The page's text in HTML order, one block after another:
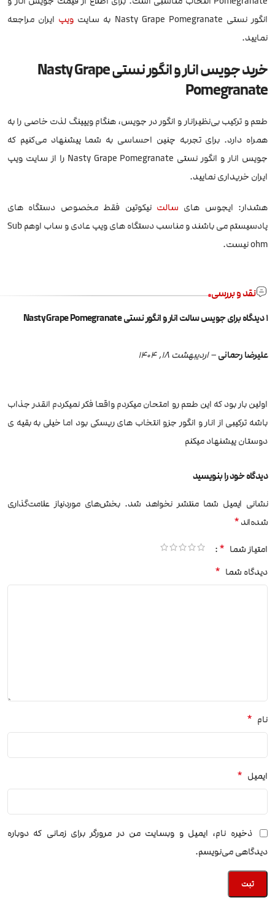
انگور نستی Nasty Grape Pomegranate به سایت
ویپ ایران مراجعه
نمایید.
خرید جویس انار و انگور نستی Nasty Grape
Pomegranate
طعم و ترکیب بی‌نظیرانار و انگور در جویس، هنگام ویپینگ لذت خاصی را به
همراه دارد. برای تجربه چنین احساسی به شما پیشنهاد می‌کنیم که
جویس انار و انگور نستی Nasty Grape Pomegranate را از سایت ویپ
ایران خریداری نمایید.
هشدار: ایجوس های سالت نیکوتین فقط مخصوص دستگاه های
پادسیستم می باشند و مناسب دستگاه های ویپ عادی و ساب اوهم Sub
ohm نیست.
نقد و بررسی
1 دیدگاه برای جویس سالت انار و انگور نستی Nasty Grape Pomegranate
علیرضا رحمانی–اردیبهشت 18, 1404
اولین بار بود که این طعم رو امتحان میکردم واقعا فکر نمیکردم انقدر جذاب
باشه ترکیبی از انار و انگور جزو انتخاب های ریسکی بود اما خیلی به بقیه ی
دوستان پیشنهاد میکنم
دیدگاه خود را بنویسید
نشانی ایمیل شما منتشر نخواهد شد. بخش‌های موردنیاز علامت‌گذاری
شده‌اند*
امتیاز شما *
دیدگاه شما *
نام *
ایمیل *
ذخیره نام، ایمیل و وبسایت من در مرورگر برای زمانی که دوباره
دیدگاهی می‌نویسم.